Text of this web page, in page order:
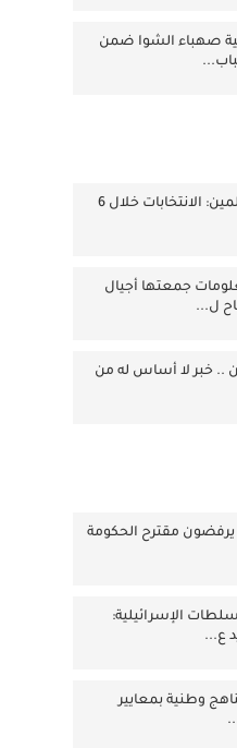
صهباء الشوا ضمن
اتحاد المعلمين: الانتخابات خلال 6
جمعتها أجيال
ل...
.. خبر لا أساس له من
يرفضون مقترح الحكومة
الإسرائيلية:
ع...
وطنية بمعايير